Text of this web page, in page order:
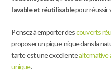
lavable et réutilisablepour réussir
Pensez à emporter descouverts
proposer un pique-nique dans la
tarte est une excellentealternative
unique.